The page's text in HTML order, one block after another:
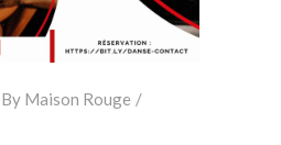
By Maison Rouge